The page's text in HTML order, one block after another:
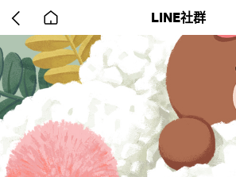
back
to
home
LINE社群